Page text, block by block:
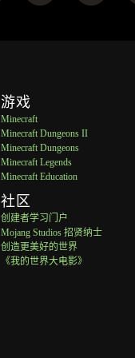
游戏
Minecraft
Minecraft Dungeons II
Minecraft Dungeons
Minecraft Legends
Minecraft Education
社区
创建者学习门户
Mojang Studios 招贤纳士
创造更美好的世界
《我的世界大电影》